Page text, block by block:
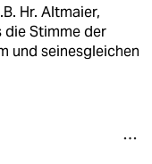
Hr. Altmaier,
die Stimme der
und seinesgleichen